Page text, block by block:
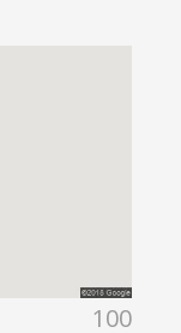
100